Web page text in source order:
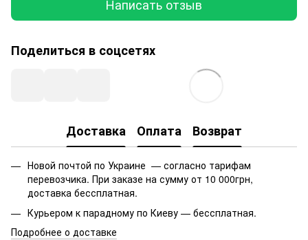
Написать отзыв
Поделиться в соцсетях
Доставка Оплата Возврат
Новой почтой по Украине — согласно тарифам
перевозчика. При заказе на сумму от 10 000грн,
доставка бессплатная.
Курьером к парадному по Киеву — бессплатная.
Подробнее о доставке